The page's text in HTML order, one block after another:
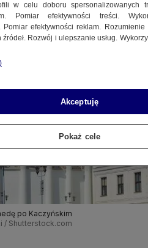
po Kaczyńskim
/ Shutterstock.com
w celu doboru spersonalizowanych
Pomiar efektywności treści.
Pomiar efektywności reklam.
Rozwój i ulepszanie usług.
Akceptuję
Pokaż cele